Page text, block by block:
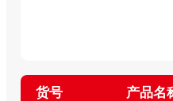
货号 产品名